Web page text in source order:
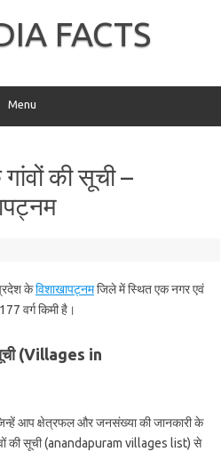
FACTS
Menu
की सूची –
केविशाखापट्नमजिले में स्थित एक नगर एवं
वर्ग किमी है।
(Villages in
आप क्षेत्रफल और जनसंख्या की जानकारी के
की सूची (anandapuram villages list) से